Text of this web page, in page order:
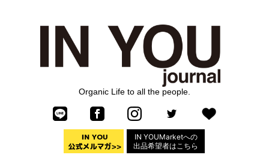
Organic Life to all the people.
IN YOUMarketへの
出品希望者はこちら